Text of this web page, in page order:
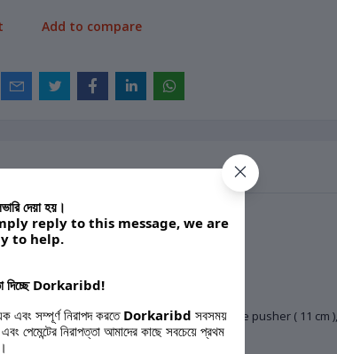
Add to compare
(8.5 cm), 1 x glitter file ( 7.5 cm ), 1 x cuticle pusher ( 11 cm
দেয়া হয়।
reply to this message, we are
to help.
দিচ্ছে Dorkaribd!
এবং সম্পূর্ণ নিরাপদ করতে Dorkaribd সবসময়
নিরাপত্তা আমাদের কাছে সবচেয়ে প্রথম